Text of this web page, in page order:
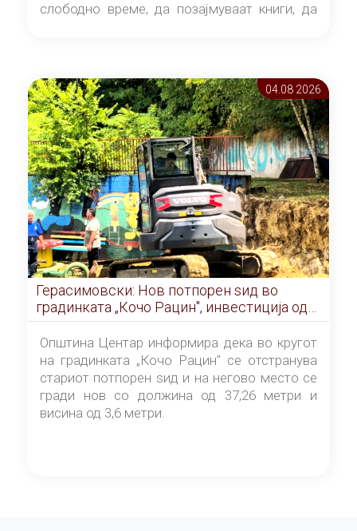
слободно време, да позајмуваат книги, да
04.08 2026
Герасимовски: Нов потпорен ѕид во
градинката „Кочо Рацин", инвестиција од
5,99 милиони денари
Општина Центар информира дека во кругот
на градинката „Кочо Рацин" се отстранува
стариот потпорен ѕид и на негово место се
гради нов со должина од 37,26 метри и
висина од 3,6 метри.